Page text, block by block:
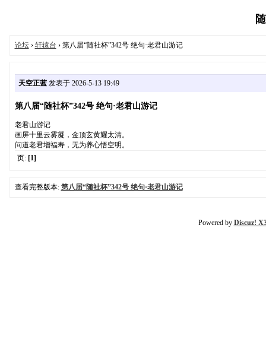
论坛› 轩辕台 › 第八届“随社杯”342号 绝句·老君山游记
天空正蓝发表于 2026-5-13 19:49
第八届“随社杯”342号 绝句·老君山游记
老君山游记
画屏十里云雾凝，金顶玄黄耀太清。
问道老君增福寿，无为养心悟空明。
页: [1]
查看完整版本: 第八届“随社杯”342号 绝句·老君山游记
Powered by Discuz!